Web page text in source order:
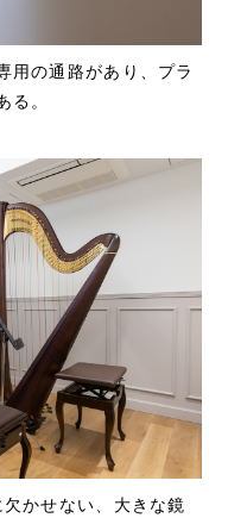
用の通路があり、プラ
る。
かせない、大きな鏡